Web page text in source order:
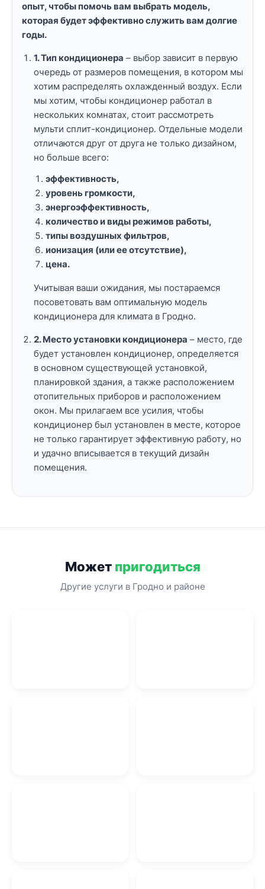
опыт, чтобы помочь вам выбрать модель,
которая будет эффективно служить вам долгие
годы.
1. Тип кондиционера – выбор зависит в первую
очередь от размеров помещения, в котором мы
хотим распределять охлажденный воздух. Если
мы хотим, чтобы кондиционер работал в
нескольких комнатах, стоит рассмотреть
мульти сплит-кондиционер. Отдельные модели
отличаются друг от друга не только дизайном,
но больше всего:
эффективность,
уровень громкости,
энергоэффективность,
количество и виды режимов работы,
типы воздушных фильтров,
ионизация (или ее отсутствие),
цена.
Учитывая ваши ожидания, мы постараемся
посоветовать вам оптимальную модель
кондиционера для климата в Гродно.
2. Место установки кондиционера – место, где
будет установлен кондиционер, определяется
в основном существующей установкой,
планировкой здания, а также расположением
отопительных приборов и расположением
окон. Мы прилагаем все усилия, чтобы
кондиционер был установлен в месте, которое
не только гарантирует эффективную работу, но
и удачно вписывается в текущий дизайн
помещения.
Может пригодиться
Другие услуги в Гродно и районе